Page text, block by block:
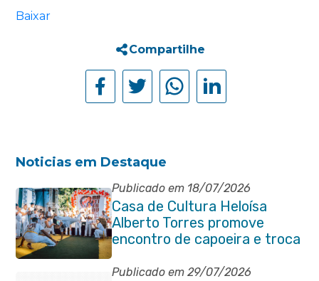
Baixar
Compartilhe
Noticias em Destaque
Publicado em 18/07/2026
Casa de Cultura Heloísa
Alberto Torres promove
encontro de capoeira e troca
de cordas na Praça Marechal
Floriano Peixoto
Publicado em 29/07/2026